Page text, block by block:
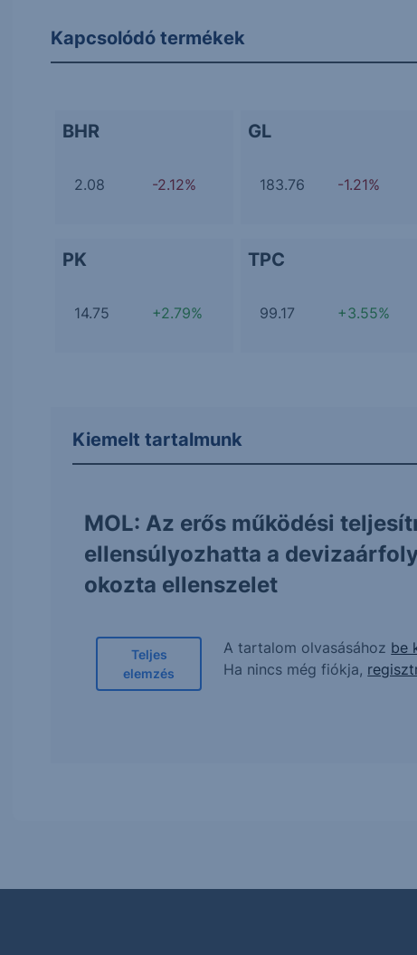
Kapcsolódó termékek
BHR
2.08 -2.12%
GL
183.76 -1.21%
PK
14.75 +2.79%
TPC
99.17 +3.55%
Kiemelt tartalmunk
MOL: Az erős működési
ellensúlyozhatta a
okozta ellenszelet
Teljes
elemzés
A tartalom olvasásához be
Ha nincs még fiókja,